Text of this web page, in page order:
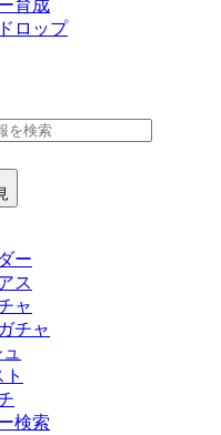
育成
ロップ
ー
ス
ャ
チャ
検索